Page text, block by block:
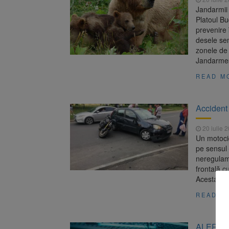
Platoul
prevenire
desele
zonele
READ
20 iulie
Un
pe
frontală
Acesta
READ